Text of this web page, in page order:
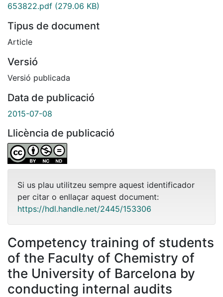
653822.pdf (279.06 KB)
Tipus de document
Article
Versió
Versió publicada
Data de publicació
2015-07-08
Llicència de publicació
Si us plau utilitzeu sempre aquest identificador
per citar o enllaçar aquest document:
https://hdl.handle.net/2445/153306
Competency training of students
of the Faculty of Chemistry of
the University of Barcelona by
conducting internal audits